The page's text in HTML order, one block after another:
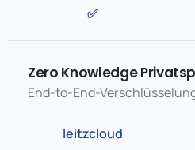
✅
Zero Knowledge
End-to-End-